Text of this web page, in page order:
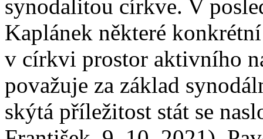
synodalitou církve. V
Kaplánek některé
v církvi prostor aktivního
považuje za základ
skýtá příležitost stát se